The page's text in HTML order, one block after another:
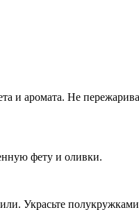
и аромата. Не
фету и оливки.
Украсьте